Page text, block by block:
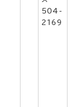
504-
2169